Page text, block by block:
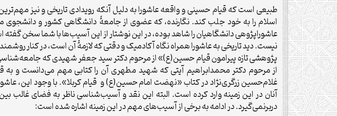
طبیعی است که قیام حسینی و واقعه عاشورا به دلیل آنکه رویدادی تاریخی و نیز
اسلام را به خود جلب کند. نگارنده، که عضوی از جامعۀ دانشگاهی کشور و
عاشوراپژوهی دانشگاهیان را شاهد بوده، در این نوشتار از این آسیب‌ها با شما سخن
نیست. دید تاریخی به عاشورا همراه نگاه آکادمیک و دقتی که لازمۀ آن است، در کنار
پژوهشی تازه پیرامون قیام حسین(ع)» از مرحوم دکتر سید جعفر شهیدی که
از مرحوم دکتر محمدابراهیم آیتی که شهید مطهری آن را کتابی مهم می‌دانست و
غلام‌حسین زرگری‌نژاد در کتاب «نهضت امام حسین(ع) و قیام کربلا». با وجود این،
آنان در این زمینه وارد کرده است. البته این نقد و آسیب‌شناسی ناظر به فضای غالب
دربرنمی‌گیرد. در ادامه به برخی از آسیب‌های مهم در این زمینه اشاره شده است: